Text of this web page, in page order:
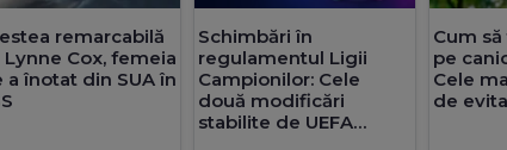
remarcabilă
Lynne Cox, femeia
a înotat din SUA în
Schimbări în
regulamentul Ligii
Campionilor: Cele
două modificări
stabilite de UEFA
Cum
pe
Cele
de